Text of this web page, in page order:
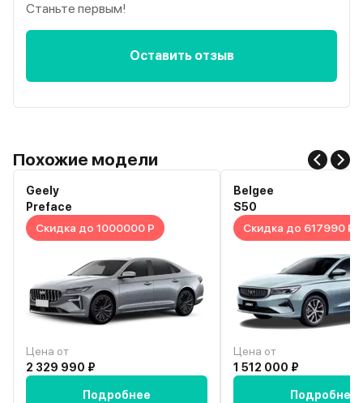
Станьте первым!
Оставить отзыв
Похожие модели
Geely
Preface
Скидка до 1000000 Р
Цена от
2 329 990 ₽
Подробнее
Belgee
S50
Скидка до 617990 Р
Цена от
1 512 000 ₽
Подробнее